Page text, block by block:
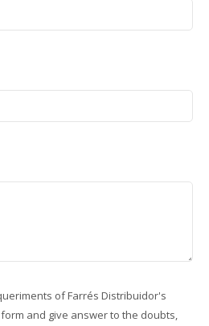
of Farrés Distribuidor's
and give answer to the doubts,